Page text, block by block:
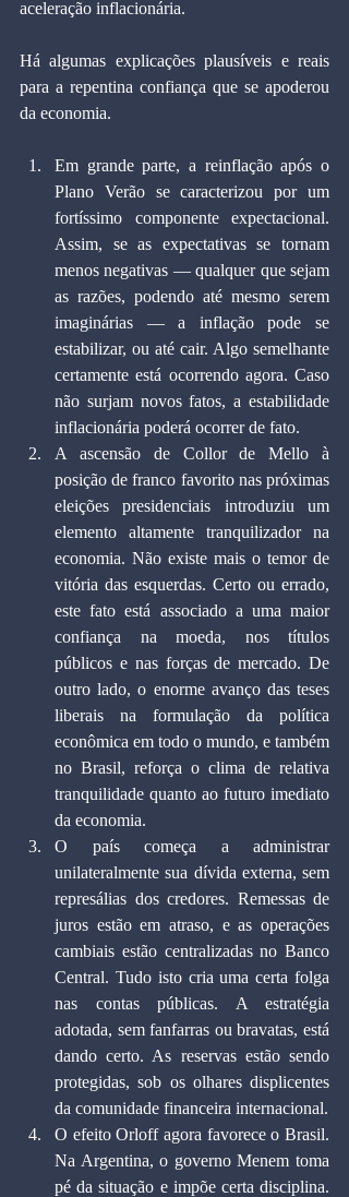
aceleração inflacionária.
Há algumas explicações plausíveis e reais
para a repentina confiança que se apoderou
da economia.
Em grande parte, a reinflação após o
Plano Verão se caracterizou por um
fortíssimo componente expectacional.
Assim, se as expectativas se tornam
menos negativas — qualquer que sejam
as razões, podendo até mesmo serem
imaginárias — a inflação pode se
estabilizar, ou até cair. Algo semelhante
certamente está ocorrendo agora. Caso
não surjam novos fatos, a estabilidade
inflacionária poderá ocorrer de fato.
A ascensão de Collor de Mello à
posição de franco favorito nas próximas
eleições presidenciais introduziu um
elemento altamente tranquilizador na
economia. Não existe mais o temor de
vitória das esquerdas. Certo ou errado,
este fato está associado a uma maior
confiança na moeda, nos títulos
públicos e nas forças de mercado. De
outro lado, o enorme avanço das teses
liberais na formulação da política
econômica em todo o mundo, e também
no Brasil, reforça o clima de relativa
tranquilidade quanto ao futuro imediato
da economia.
O país começa a administrar
unilateralmente sua dívida externa, sem
represálias dos credores. Remessas de
juros estão em atraso, e as operações
cambiais estão centralizadas no Banco
Central. Tudo isto cria uma certa folga
nas contas públicas. A estratégia
adotada, sem fanfarras ou bravatas, está
dando certo. As reservas estão sendo
protegidas, sob os olhares displicentes
da comunidade financeira internacional.
O efeito Orloff agora favorece o Brasil.
Na Argentina, o governo Menem toma
pé da situação e impõe certa disciplina.